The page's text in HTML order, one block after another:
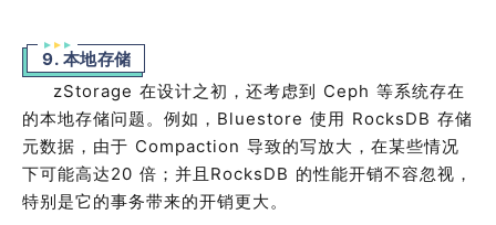
9. 本地存储
zStorage 在设计之初，还考虑到 Ceph 等系统存在
的本地存储问题。例如， Bluestore 使用 RocksDB 存储
元数据，由于 Compaction 导致的写放大，在某些情况
下可能高达20 倍； 并且 RocksDB 的性能开销不容忽视，
特别是它的事务带来的开销更大。